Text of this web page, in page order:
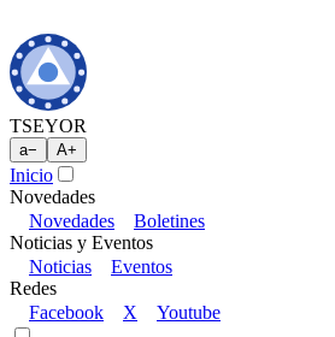
TSEYOR
a− A+
Inicio
Novedades
Novedades
Boletines
Noticias y Eventos
Noticias
Eventos
Redes
Facebook
X Youtube